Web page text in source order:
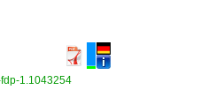
1.1043254